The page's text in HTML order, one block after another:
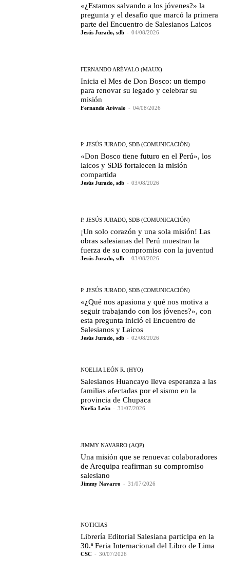
«¿Estamos salvando a los jóvenes?» la
pregunta y el desafío que marcó la primera
parte del Encuentro de Salesianos Laicos
Jesús Jurado, sdb - 04/08/2026
FERNANDO ARÉVALO (MAUX)
Inicia el Mes de Don Bosco: un tiempo
para renovar su legado y celebrar su
misión
Fernando Arévalo - 04/08/2026
P. JESÚS JURADO, SDB (COMUNICACIÓN)
«Don Bosco tiene futuro en el Perú», los
laicos y SDB fortalecen la misión
compartida
Jesús Jurado, sdb - 03/08/2026
P. JESÚS JURADO, SDB (COMUNICACIÓN)
¡Un solo corazón y una sola misión! Las
obras salesianas del Perú muestran la
fuerza de su compromiso con la juventud
Jesús Jurado, sdb - 03/08/2026
P. JESÚS JURADO, SDB (COMUNICACIÓN)
«¿Qué nos apasiona y qué nos motiva a
seguir trabajando con los jóvenes?», con
esta pregunta inició el Encuentro de
Salesianos y Laicos
Jesús Jurado, sdb - 02/08/2026
NOELIA LEÓN R. (HYO)
Salesianos Huancayo lleva esperanza a las
familias afectadas por el sismo en la
provincia de Chupaca
Noelia León - 31/07/2026
JIMMY NAVARRO (AQP)
Una misión que se renueva: colaboradores
de Arequipa reafirman su compromiso
salesiano
Jimmy Navarro - 31/07/2026
NOTICIAS
Librería Editorial Salesiana participa en la
30.ª Feria Internacional del Libro de Lima
CSC - 30/07/2026